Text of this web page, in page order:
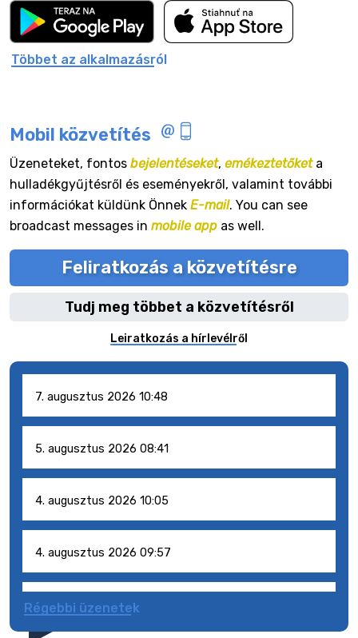
Többet az alkalmazásról
Mobil közvetítés
Üzeneteket, fontos bejelentéseket, emékeztetőketa
hulladékgyűjtésről és eseményekről, valamint további
információkat küldünk Önnek E-mail. You can see
broadcast messages in mobile app as well.
Feliratkozás a közvetítésre
Tudj meg többet a közvetítésről
Leiratkozás a hírlevélről
7. augusztus 2026 10:48
5. augusztus 2026 08:41
4. augusztus 2026 10:05
4. augusztus 2026 09:57
4. augusztus 2026 09:51
Régebbi üzenetek